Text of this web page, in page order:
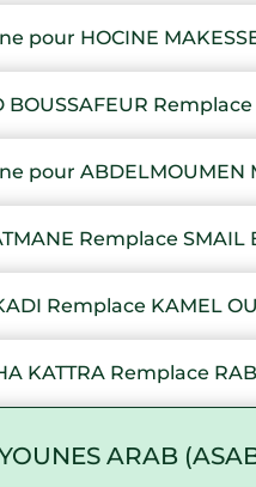
pour HOCINE
BOUSSAFEUR
pour ABDELMOUMEN
Remplace SMAIL
Remplace KAMEL
KATTRA Remplace
ARAB